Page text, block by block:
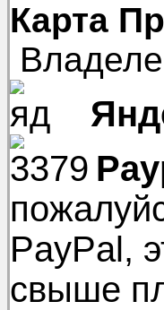
Карта
PayPal,
свыше